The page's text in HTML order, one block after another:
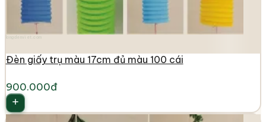
Đèn giấy trụ màu 17cm đủ màu 100 cái
900.000đ